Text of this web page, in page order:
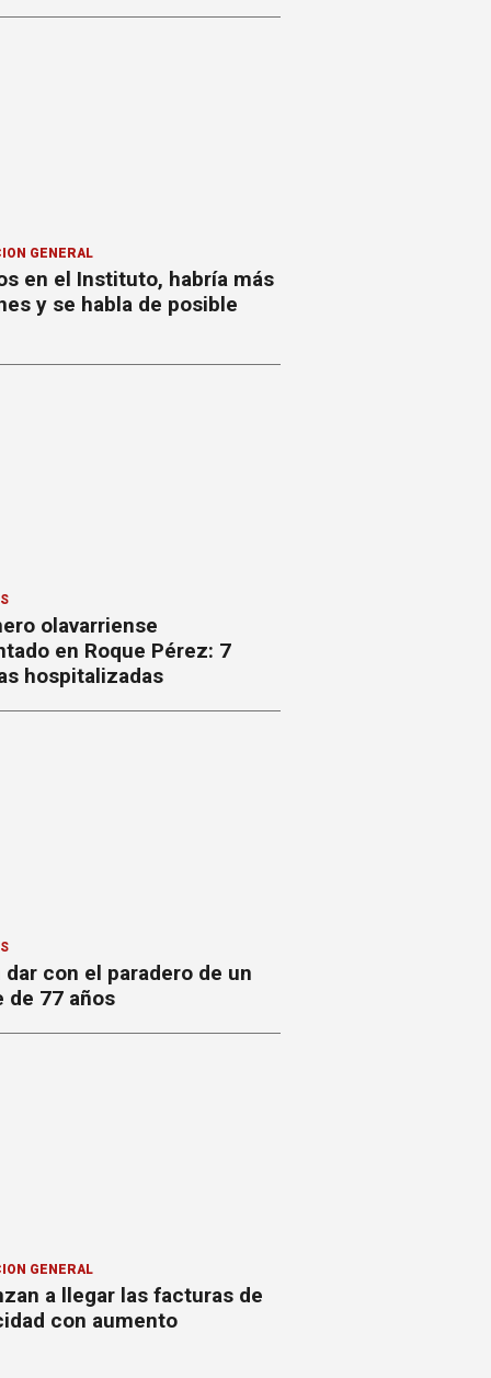
GENERAL
en el Instituto, habría más
y se habla de posible
olavarriense
en Roque Pérez: 7
hospitalizadas
dar con el paradero de un
de 77 años
GENERAL
a llegar las facturas de
con aumento